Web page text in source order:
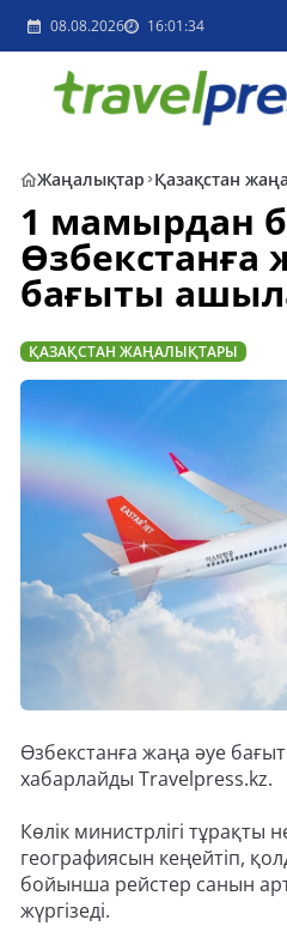
08.08.2026 16:01:34
Жаңалықтар Қазақстан
1 мамырдан
Өзбекстанға
бағыты
ҚАЗАҚСТАН ЖАҢАЛЫҚТАРЫ
Өзбекстанға жаңа әуе
хабарлайды Travelpress.kz.
Көлік министрлігі тұрақты
географиясын кеңейтіп,
бойынша рейстер санын
жүргізеді.